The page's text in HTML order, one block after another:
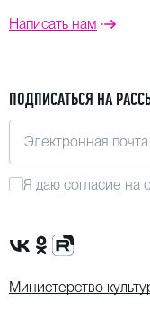
Написать нам
ПОДПИСАТЬСЯ НА
Электронная почта
Я даю согласие на
Сообщество VK
Группа в
Канал Rutube
Министерство